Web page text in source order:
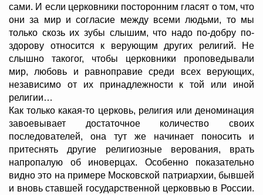
сами. И если церковники посторонним гласят о том, что
они за мир и согласие между всеми людьми, то мы
только скозь их зубы слышим, что надо по-добру по-
здорову относится к верующим других религий. Не
слышно такогог, чтобы церковники проповедывали
мир, любовь и равноправие среди всех верующих,
независимо от их принадлежности к той или иной
религии…
Как только какая-то церковь, религия или деноминация
завоевывает достаточное количество своих
последователей, она тут же начинает поносить и
притеснять другие религиозные верования, врать
напропалую об иноверцах. Особенно показательно
видно это на примере Московской патриархии, бывшей
и вновь ставшей государственной церковвью в России.